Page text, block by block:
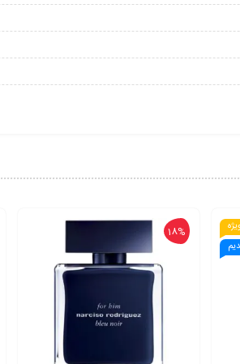
18%